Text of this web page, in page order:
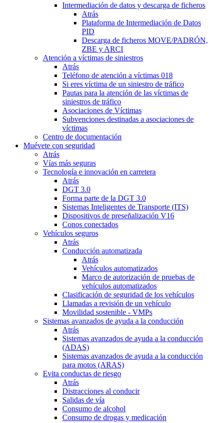
Intermediación de datos y descarga de ficheros
Atrás
Plataforma de Intermediación de Datos
PID
Descarga de ficheros MOVE/PADRÓN,
ZBE y ARCI
Atención a víctimas de siniestros
Atrás
Teléfono de atención a víctimas 018
Si eres víctima de un siniestro de tráfico
Pautas para la atención de las víctimas de
siniestros de tráfico
Asociaciones de Víctimas
Subvenciones destinadas a asociaciones de
víctimas
Centro de documentación
Muévete con seguridad
Atrás
Vías más seguras
Tecnología e innovación en carretera
Atrás
DGT 3.0
Forma parte de la DGT 3.0
Sistemas Inteligentes de Transporte (ITS)
Dispositivos de preseñalización V16
Conos conectados
Vehículos seguros
Atrás
Conducción automatizada
Atrás
Vehículos automatizados
Marco de autorización de pruebas de
vehículos automatizados
Clasificación de seguridad de los vehículos
Llamadas a revisión de un vehículo
Movilidad sostenible - VMPs
Sistemas avanzados de ayuda a la conducción
Atrás
Sistemas avanzados de ayuda a la conducción
(ADAS)
Sistemas avanzados de ayuda a la conducción
para motos (ARAS)
Evita conductas de riesgo
Atrás
Distracciones al conducir
Salidas de vía
Consumo de alcohol
Consumo de drogas y medicación